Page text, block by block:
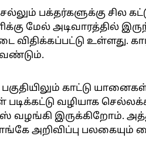
பக்தர்களுக்கு சில
மேல் அடிவாரத்தில்
விதிக்கப்பட்டு உள்ளது.
காட்டு
வழியாக
வழங்கி இருக்கிறோம்.
அறிவிப்பு